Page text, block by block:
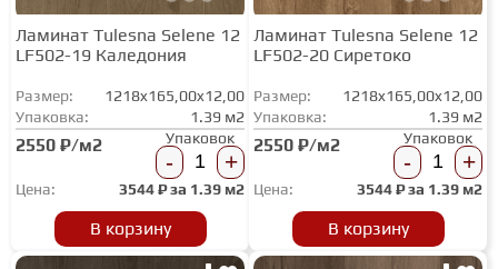
Ламинат Tulesna Selene 12
LF502-19 Каледония
Размер:
1218x165,00x12,00
Упаковка:
1.39 м2
2550 ₽/м2 Упаковок
- +
Цена: 3544₽ за 1.39 м2
В корзину
Ламинат Tulesna Selene 12
LF502-20 Сиретоко
Размер:
1218x165,00x12,00
Упаковка:
1.39 м2
2550 ₽/м2 Упаковок
- +
Цена: 3544₽ за 1.39 м2
В корзину